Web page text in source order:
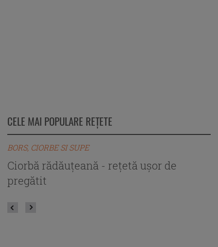
CELE MAI POPULARE REȚETE
BORS, CIORBE SI SUPE
Ciorbă rădăuțeană - rețetă ușor de
pregătit